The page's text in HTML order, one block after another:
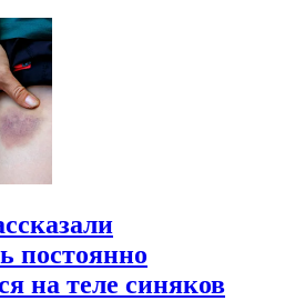
постоянно
на теле синяков